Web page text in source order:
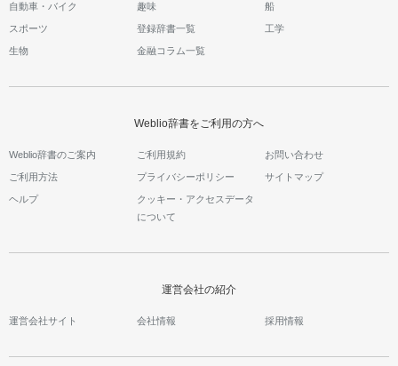
自動車・バイク 趣味 船
スポーツ 登録辞書一覧 工学
生物 金融コラム一覧
Weblio辞書をご利用の方へ
Weblio辞書のご案内 ご利用規約 お問い合わせ
ご利用方法 プライバシーポリシー サイトマップ
ヘルプ
クッキー・アクセスデータ
について
運営会社の紹介
運営会社サイト 会社情報 採用情報